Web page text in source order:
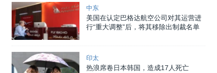
中东
美国在认定巴格达航空公司对其运营进
行“重大调整”后，将其移除出制裁名单
印太
热浪席卷日本韩国，造成17人死亡